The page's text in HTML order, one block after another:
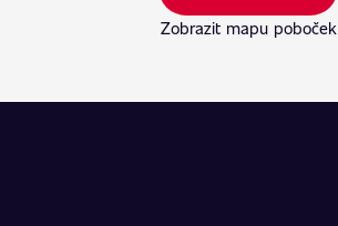
Zobrazit mapu poboček